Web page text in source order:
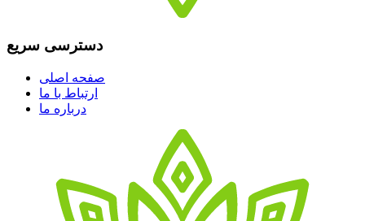
دسترسی سریع
صفحه اصلی
ارتباط با ما
درباره ما